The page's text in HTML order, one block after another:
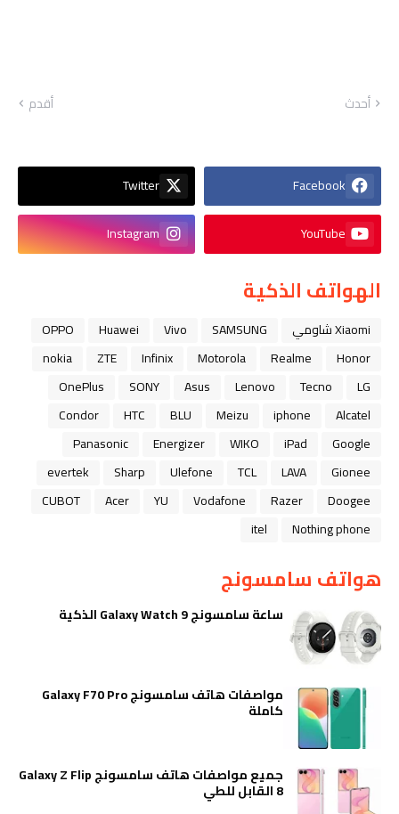
أحدث أقدم
Facebook
Twitter
YouTube
Instagram
الهواتف الذكية
Xiaomi شاومي SAMSUNG
Vivo
Huawei
OPPO
Honor
Realme
Motorola
Infinix
ZTE
nokia
LG
Tecno
Lenovo
Asus
SONY
OnePlus
Alcatel
iphone
Meizu
BLU
HTC
Condor
Google
iPad
WIKO
Energizer
Panasonic
Gionee
LAVA
TCL
Ulefone
Sharp
evertek
Doogee
Razer
Vodafone
YU
Acer
CUBOT
Nothing phone
itel
هواتف سامسونج
ساعة سامسونج Galaxy Watch 9 الذكية
مواصفات هاتف سامسونج Galaxy F70 Pro
كاملة
جميع مواصفات هاتف سامسونج Galaxy Z Flip
8 القابل للطي